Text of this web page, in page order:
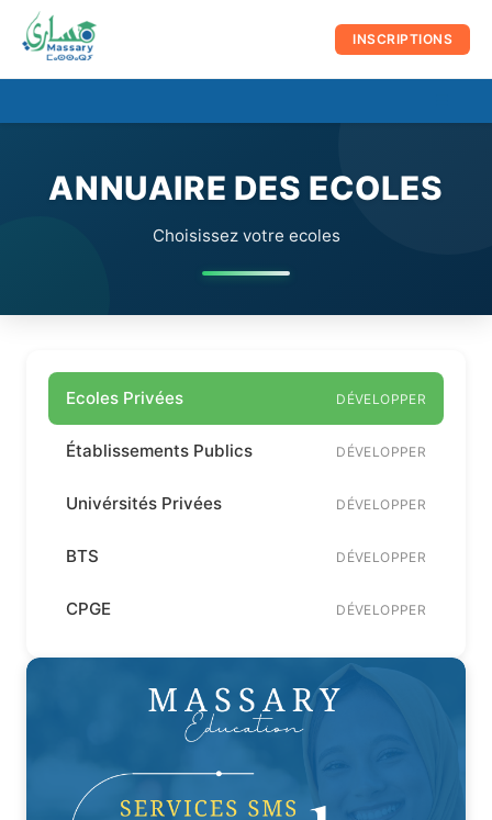
contenu
INSCRIPTIONS
ANNUAIRE DES ECOLES
Choisissez votre ecoles
Ecoles Privées DÉVELOPPER
Établissements Publics DÉVELOPPER
Univérsités Privées DÉVELOPPER
BTS DÉVELOPPER
CPGE DÉVELOPPER